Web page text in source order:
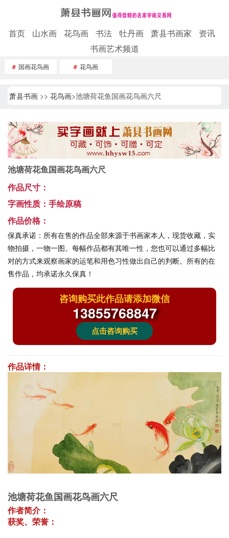
首页 山水画 花鸟画 书法 牡丹画 萧县书画家
资讯
书画艺术频道
# 国画花鸟画 # 花鸟画
萧县书画>> 花鸟画>池塘荷花鱼国画花鸟画六尺
池塘荷花鱼国画花鸟画六尺
作品尺寸：
字画性质：手绘原稿
作品价格：
保真承诺： 所有在售的作品全部来源于书画家本人，现货收藏，实
物拍摄，一物一图。每幅作品都有其唯一性，您也可以通过多幅比
对的方式来观察画家的运笔和用色习性做出自己的判断。所有的在
售作品，均承诺永久保真！
咨询购买此作品请添加微信
13855768847
点击咨询购买
作品详情：
池塘荷花鱼国画花鸟画六尺
作者简介：
获奖、荣誉：